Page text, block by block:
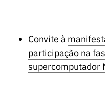
Convite à
participação na
supercomputador